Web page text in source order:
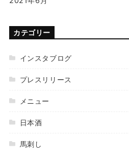
カテゴリー
インスタブログ
プレスリリース
メニュー
日本酒
馬刺し